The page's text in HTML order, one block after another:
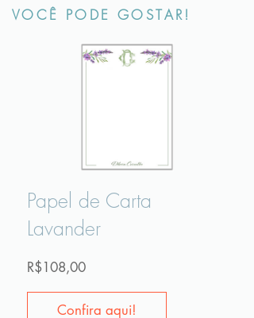
VOCÊ PODE GOSTAR!
Papel de Carta
Lavander
R$108,00Preço
Confira aqui!